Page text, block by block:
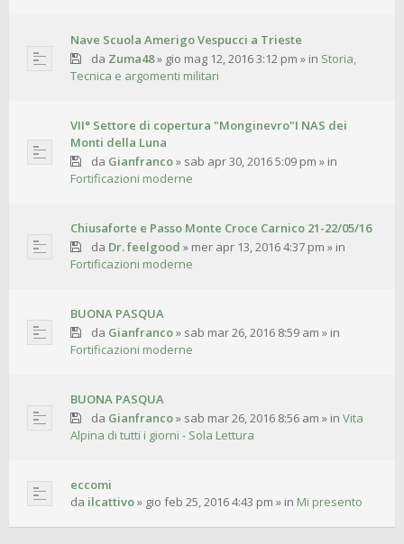
Nave Scuola Amerigo Vespucci a Trieste
da Zuma48» gio mag 12, 2016 3:12 pm » in Storia,
Tecnica e argomenti militari
VII° Settore di copertura "Monginevro"I NAS dei
Monti della Luna
da Gianfranco» sab apr 30, 2016 5:09 pm » in
Fortificazioni moderne
Chiusaforte e Passo Monte Croce Carnico 21-22/05/16
da Dr. feelgood » mer apr 13, 2016 4:37 pm » in
Fortificazioni moderne
BUONA PASQUA
da Gianfranco» sab mar 26, 2016 8:59 am » in
Fortificazioni moderne
BUONA PASQUA
da Gianfranco» sab mar 26, 2016 8:56 am » in Vita
Alpina di tutti i giorni - Sola Lettura
eccomi
da ilcattivo» gio feb 25, 2016 4:43 pm » in Mi presento